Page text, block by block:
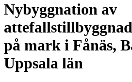
Nybyggnation av
på mark i Fånäs,
Uppsala län